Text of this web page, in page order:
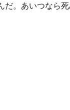
。あいつなら